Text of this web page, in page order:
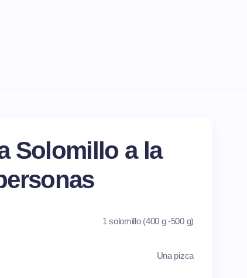
Solomillo a la
1 solomillo (400 g -500 g)
Una pizca